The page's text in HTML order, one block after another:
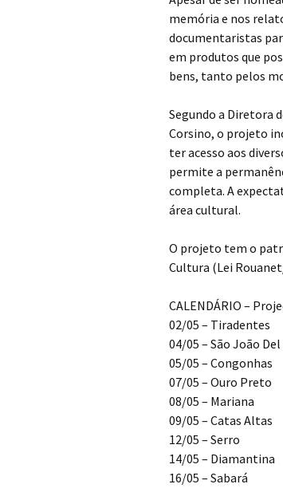
memória e nos
documentaristas
em produtos que
bens, tanto pelos
Segundo a Diretora
Corsino, o projeto
ter acesso aos
permite a
completa. A
área cultural.
O projeto tem o
Cultura (Lei
CALENDÁRIO –
02/05 – Tiradentes
04/05 – São João Del
05/05 – Congonhas
07/05 – Ouro Preto
08/05 – Mariana
09/05 – Catas Altas
12/05 – Serro
14/05 – Diamantina
16/05 – Sabará